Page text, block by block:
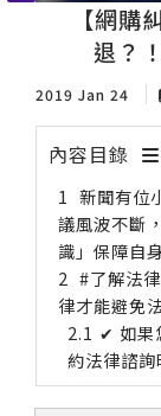
【網
退？
2019 Jan 24
內容目錄
新聞有位
議風波不斷
識」保障自
#了解法
律才能避免
✔ 如果
約法律諮詢